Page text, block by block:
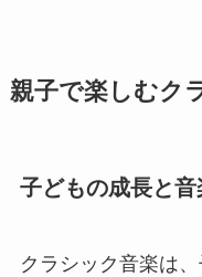
親子で楽しむク
子どもの成長と音
クラシック音楽は